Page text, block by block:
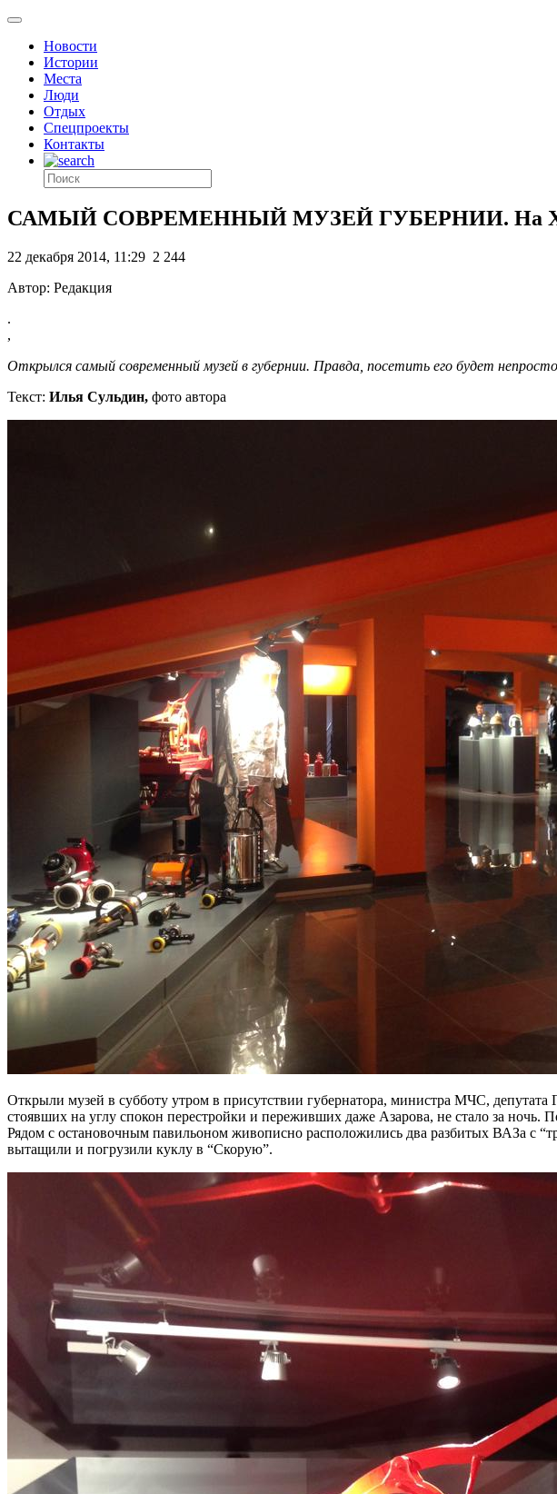
Новости
Истории
Места
Люди
Отдых
Спецпроекты
Контакты
САМЫЙ СОВРЕМЕННЫЙ МУЗЕЙ ГУБЕРНИИ. На
22 декабря 2014, 11:29 2 244
Автор: Редакция
.
,
Открылся самый современный музей в губернии. Правда, посетить его будет
Текст: Илья Сульдин, фото автора
Открыли музей в субботу утром в присутствии губернатора, министра МЧС,
стоявших на углу спокон перестройки и переживших даже Азарова, не стало за
Рядом с остановочным павильоном живописно расположились два разбитых ВАЗа с
вытащили и погрузили куклу в “Скорую”.